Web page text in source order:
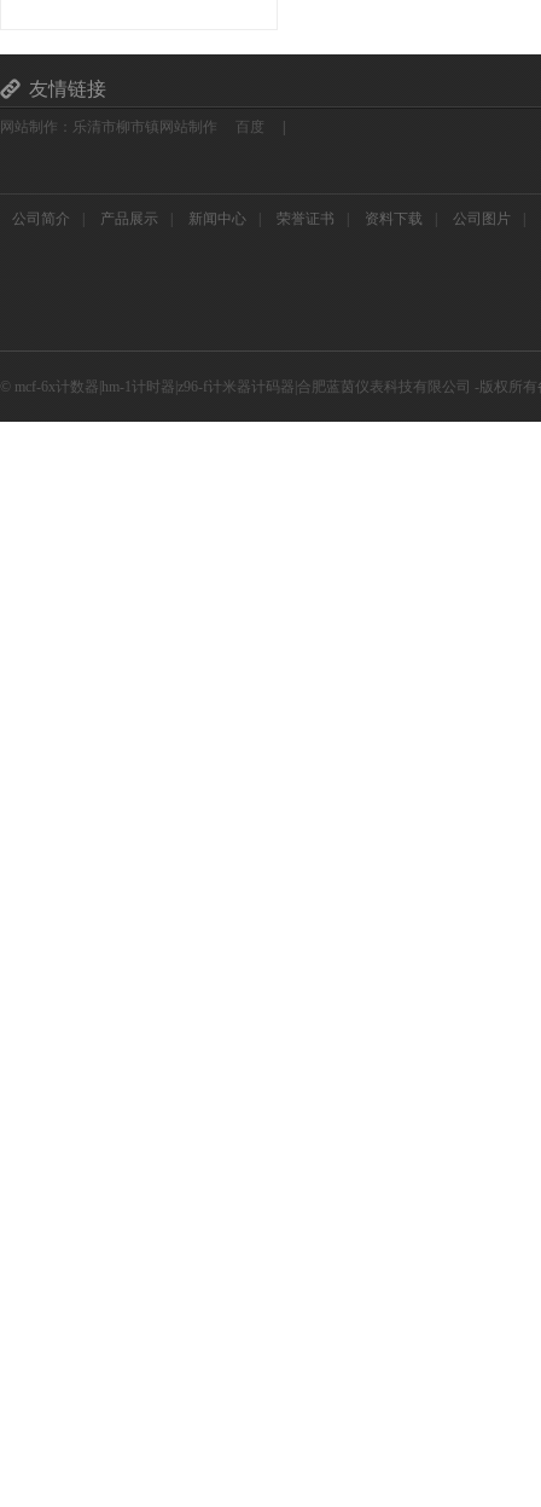
友情链接
网站制作：乐清市柳市镇网站制作 百度
公司简介 产品展示 新闻中心 荣誉证书 资料下载 公司图片
© mcf-6x计数器|hm-1计时器|z96-f计米器计码器|合肥蓝茵仪表科技有限公司 -版权所有